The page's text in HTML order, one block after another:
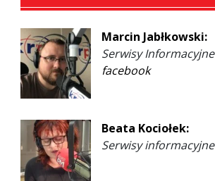
Marcin Jabłkowski:
Serwisy Informacyjne
facebook
Beata Kociołek:
Serwisy informacyjne